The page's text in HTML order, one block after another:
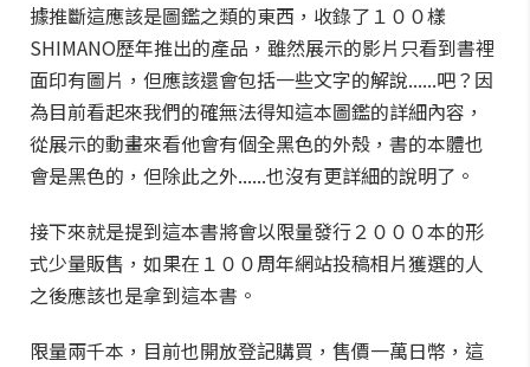
據推斷這應該是圖鑑之類的東西，收錄了１００樣
SHIMANO歷年推出的產品，雖然展示的影片只看到書裡
面印有圖片，但應該還會包括一些文字的解說......吧？因
為目前看起來我們的確無法得知這本圖鑑的詳細內容，
從展示的動畫來看他會有個全黑色的外殼，書的本體也
會是黑色的，但除此之外......也沒有更詳細的說明了。
接下來就是提到這本書將會以限量發行２０００本的形
式少量販售，如果在１００周年網站投稿相片獲選的人
之後應該也是拿到這本書。
限量兩千本，目前也開放登記購買，售價一萬日幣，這